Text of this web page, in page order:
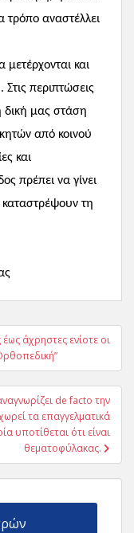
τρόπο αναστέλλει
μετέρχονται και
περιπτώσεις
δική μας στάση
από κοινού
και
πρέπει να γίνει
τη
άχρηστες ενίοτε οι
de facto την
τα επαγγελματικά
υποτίθεται ότι είναι
θεματοφύλακας.